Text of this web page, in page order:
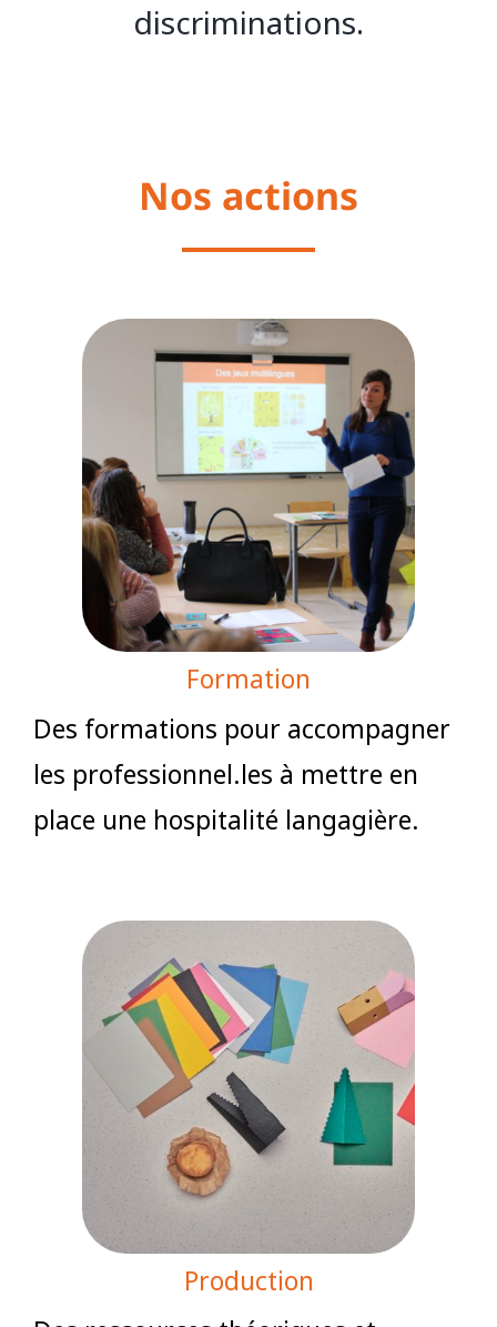
discriminations.
Nos actions
Formation
Des formations pour accompagner
les professionnel.les à mettre en
place une hospitalité langagière.
Production